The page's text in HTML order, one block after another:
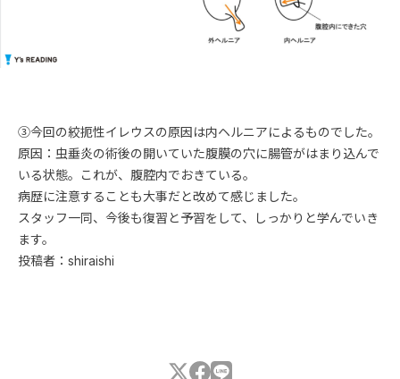
③今回の絞扼性イレウスの原因は内ヘルニアによるものでした。
原因：虫垂炎の術後の開いていた腹膜の穴に腸管がはまり込んで
いる状態。これが、腹腔内でおきている。
病歴に注意することも大事だと改めて感じました。
スタッフ一同、今後も復習と予習をして、しっかりと学んでいき
ます。
投稿者：shiraishi